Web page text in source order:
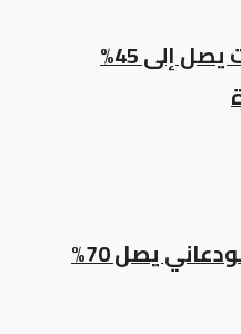
كود خصم ممزورلد الإمارات يصل إلى 45%
كود خصم ممزورلد سارة الودعاني يصل 70%